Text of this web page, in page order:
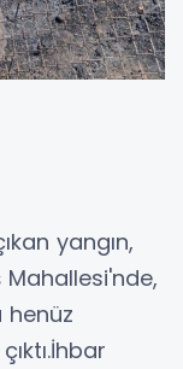
yangın,
henüz